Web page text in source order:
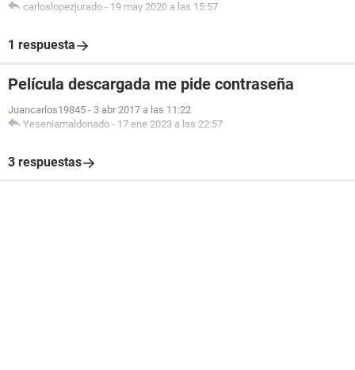
carloslopezjurado - 19 may 2020 a las 15:57
1 respuesta
Película descargada me pide contraseña
Juancarlos19845 - 3 abr 2017 a las 11:22
Yeseniamaldonado - 17 ene 2023 a las 22:57
3 respuestas